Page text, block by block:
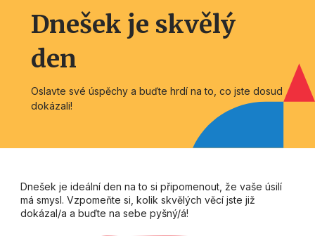
Dnešek je skvělý
den
Oslavte své úspěchy a buďte hrdí na to, co jste dosud
dokázali!
Dnešek je ideální den na to si připomenout, že vaše úsilí
má smysl. Vzpomeňte si, kolik skvělých věcí jste již
dokázal/a a buďte na sebe pyšný/á!